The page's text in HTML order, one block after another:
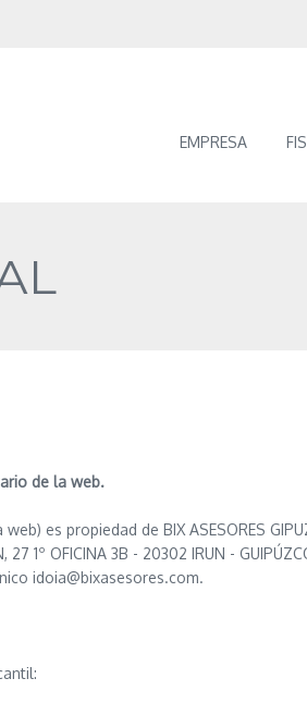
EMPRESA
de la web.
es propiedad de BIX ASESORES
27 1º OFICINA 3B - 20302 IRUN -
idoia@bixasesores.com.